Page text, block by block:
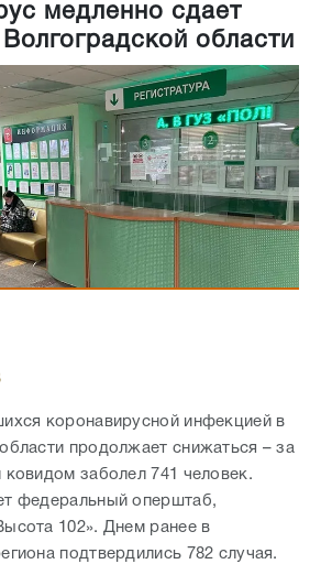
медленно сдает
области
коронавирусной инфекцией в
продолжает снижаться – за
ковидом заболел 741 человек.
федеральный оперштаб,
102». Днем ранее в
подтвердились 782 случая.